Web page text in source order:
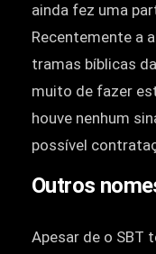
ainda fez uma
Recentemente a
tramas bíblicas
muito de fazer
houve nenhum
possível
Outros
Apesar de o SBT